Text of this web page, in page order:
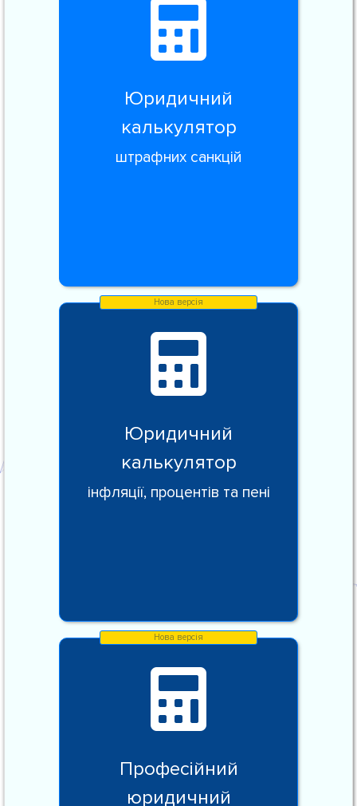
Юридичний
калькулятор
штрафних санкцій
Юридичний
калькулятор
інфляції, процентів та пені
Професійний
юридичний